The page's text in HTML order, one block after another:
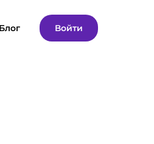
Блог Войти